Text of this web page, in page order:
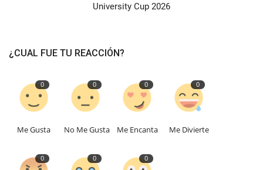
University Cup 2026
¿CUAL FUE TU REACCIÓN?
0
Me Gusta
0
No Me Gusta
0
Me Encanta
0
Me Divierte
0 0 0